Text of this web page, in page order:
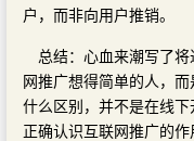
户，而非向用户推销。
总结：心血来潮写了
网推广想得简单的人，
什么区别，并不是在线
正确认识互联网推广的